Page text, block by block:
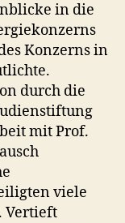
in die
Konzerns in
durch die
mit Prof.
viele
Vertieft